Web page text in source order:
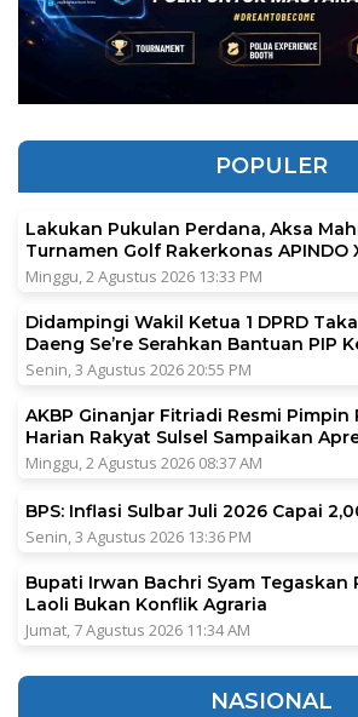
POPULER
Lakukan Pukulan Perdana, Aksa
Turnamen Golf Rakerkonas APINDO
Minggu, 2 Agustus 2026 13:33 PM
Didampingi Wakil Ketua 1 DPRD
Daeng Se’re Serahkan Bantuan PIP
Senin, 3 Agustus 2026 20:55 PM
AKBP Ginanjar Fitriadi Resmi Pimpin
Harian Rakyat Sulsel Sampaikan
Minggu, 2 Agustus 2026 08:37 AM
BPS: Inflasi Sulbar Juli 2026 Capai
Senin, 3 Agustus 2026 13:36 PM
Bupati Irwan Bachri Syam Tegaskan
Laoli Bukan Konflik Agraria
Jumat, 7 Agustus 2026 11:34 AM
NASIONAL